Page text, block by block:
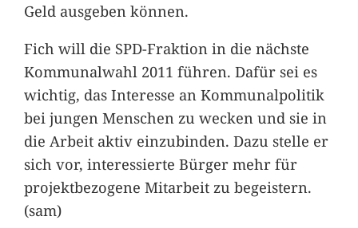
Geld ausgeben können.
Fich will die SPD-Fraktion in die nächste
Kommunalwahl 2011 führen. Dafür sei es
wichtig, das Interesse an Kommunalpolitik
bei jungen Menschen zu wecken und sie in
die Arbeit aktiv einzubinden. Dazu stelle er
sich vor, interessierte Bürger mehr für
projektbezogene Mitarbeit zu begeistern.
(sam)